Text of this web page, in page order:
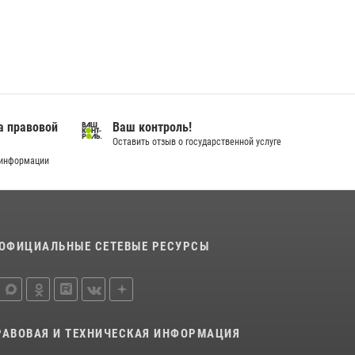
Всероссийского форума развития
гражданского общества «Добрино»
правовой
Ваш контроль!
Оставить отзыв о государственной услуге
СЕТЕВЫЕ РЕСУРСЫ
И ТЕХНИЧЕСКАЯ ИНФОРМАЦИЯ